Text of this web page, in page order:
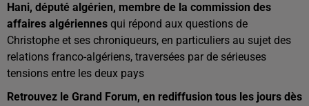
Hani, député algérien, membre de la commission des
affaires algériennes qui répond aux questions de
Christophe et ses chroniqueurs, en particuliers au sujet des
relations franco-algériens, traversées par de sérieuses
tensions entre les deux pays
Retrouvez le Grand Forum, en rediffusion tous les jours dès